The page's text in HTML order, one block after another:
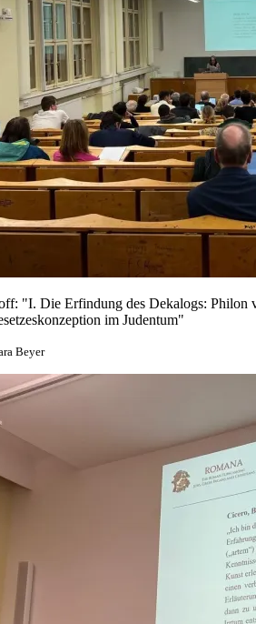
"I. Die Erfindung des Dekalogs: Philon
im Judentum"
Beyer